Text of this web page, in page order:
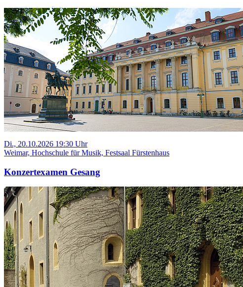
Di., 20.10.2026 19:30 Uhr
Weimar, Hochschule für Musik, Festsaal Fürstenhaus
Konzertexamen Gesang